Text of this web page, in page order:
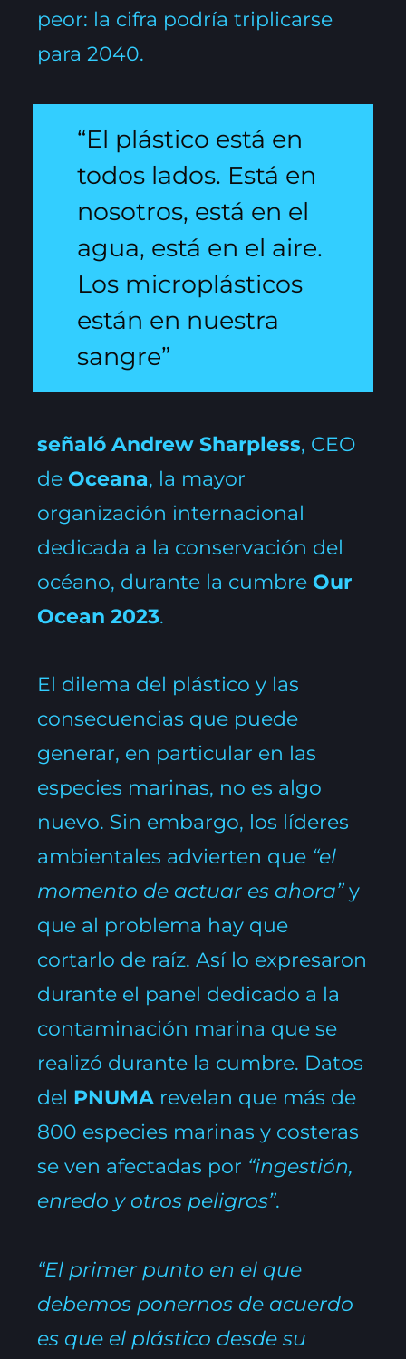
peor: la cifra podría triplicarse
para 2040.
“El plástico está en
todos lados. Está en
nosotros, está en el
agua, está en el aire.
Los microplásticos
están en nuestra
sangre”
señaló Andrew Sharpless, CEO
de Oceana, la mayor
organización internacional
dedicada a la conservación del
océano, durante la cumbre Our
Ocean 2023.
El dilema del plástico y las
consecuencias que puede
generar, en particular en las
especies marinas, no es algo
nuevo. Sin embargo, los líderes
ambientales advierten que “el
momento de actuar es ahora”y
que al problema hay que
cortarlo de raíz. Así lo expresaron
durante el panel dedicado a la
contaminación marina que se
realizó durante la cumbre. Datos
del PNUMA revelan que más de
800 especies marinas y costeras
se ven afectadas por “ingestión,
enredo y otros peligros”.
“El primer punto en el que
debemos ponernos de acuerdo
es que el plástico desde su